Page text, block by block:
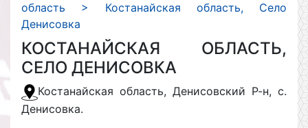
область > Костанайская область, Село
Денисовка
КОСТАНАЙСКАЯ ОБЛАСТЬ,
СЕЛО ДЕНИСОВКА
Костанайская область, Денисовский Р-н, с.
Денисовка.